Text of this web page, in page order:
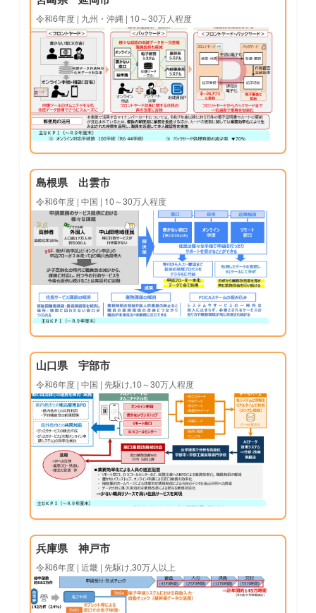
令和6年度 | 九州・沖縄 | 10～30万人程度
島根県 出雲市
令和6年度 | 中国 | 10～30万人程度
山口県 宇部市
令和6年度 | 中国 | 先駆け,10～30万人程度
兵庫県 神戸市
令和6年度 | 近畿 | 先駆け,30万人以上